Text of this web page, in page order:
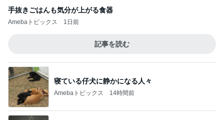
手抜きごはんも気分が上がる食器
Amebaトピックス 1日前
記事を読む
寝ている仔犬に静かになる人々
Amebaトピックス 14時間前